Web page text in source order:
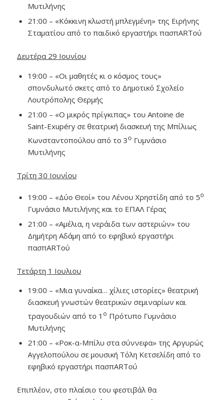
Μυτιλήνης
21:00 – «Κόκκινη κλωστή μπλεγμένη» της Ειρήνης
Σταματίου από το παιδικό εργαστήρι πασπARTού
Δευτέρα 29 Ιουνίου
19:00 – «Οι μαθητές κι ο κόσμος τους»
σπονδυλωτό σκετς από το Δημοτικό Σχολείο
Λουτρόπολης Θερμής
21:00 – «Ο μικρός πρίγκιπας» του Antoine de
Saint-Exupéry σε θεατρική διασκευή της Μπίλιως
Κωνσταντοπούλου από το 3ο Γυμνάσιο
Μυτιλήνης
Τρίτη 30 Ιουνίου
19:00 – «Δύο Θεοί» του Λένου Χρηστίδη από το 5ο
Γυμνάσιο Μυτιλήνης και το ΕΠΑΛ Γέρας
21:00 – «Αμέλια, η νεράιδα των αστεριών» του
Δημήτρη Αδάμη από το εφηβικό εργαστήρι
πασπARTού
Τετάρτη 1 Ιουλιου
19:00 – «Μια γυναίκα… χίλιες ιστορίες» θεατρική
διασκευή γνωστών θεατρικών σεμιναρίων και
τραγουδιών από το 1 ο Πρότυπο Γυμνάσιο
Μυτιλήνης
21:00 – «Ροκ-α-Μπίλυ στα σύννεφα» της Αργυρώς
Αγγελοπούλου σε μουσική Τόλη Κετσελίδη από το
εφηβικό εργαστήρι πασπARTού
Επιπλέον, στο πλαίσιο του φεστιβάλ θα